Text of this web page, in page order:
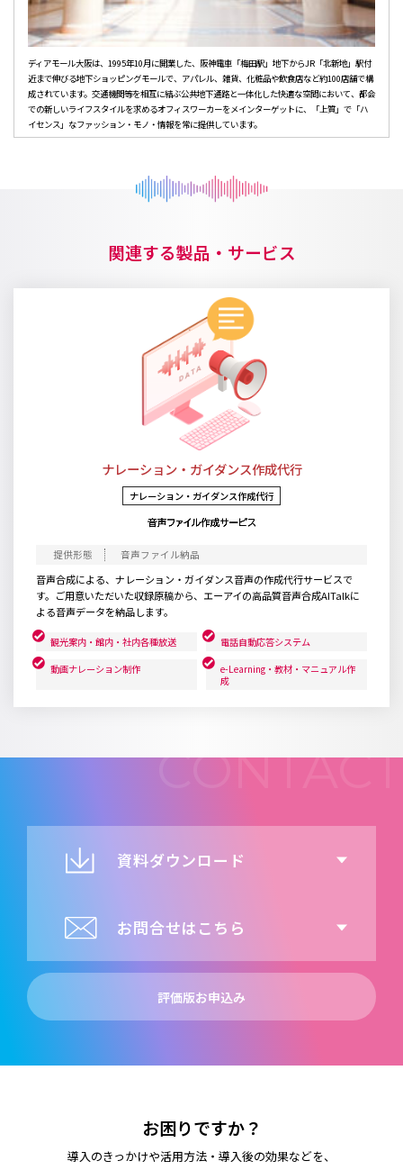
ディアモール大阪は、1995年10月に開業した、阪神電車「梅田駅」地下からJR「北新地」駅付
近まで伸びる地下ショッピングモールで、アパレル、雑貨、化粧品や飲食店など約100店舗で構
成されています。交通機関等を相互に結ぶ公共地下通路と一体化した快適な空間において、都会
での新しいライフスタイルを求めるオフィスワーカーをメインターゲットに、「上質」で「ハ
イセンス」なファッション・モノ・情報を常に提供しています。
関連する製品・サービス
ナレーション・ガイダンス作成代行
ナレーション・ガイダンス作成代行
音声ファイル納品
音声合成による、ナレーション・ガイダンス音声の作成代行サービスで
す。ご用意いただいた収録原稿から、エーアイの高品質音声合成AITalkに
よる音声データを納品します。
観光案内・館内・社内各種放送
電話自動応答システム
動画ナレーション制作
e-Learning・教材・マニュアル作
成
資料ダウンロード
お問合せはこちら
評価版お申込み
お困りですか？
導入のきっかけや活用方法・導入後の効果などを、